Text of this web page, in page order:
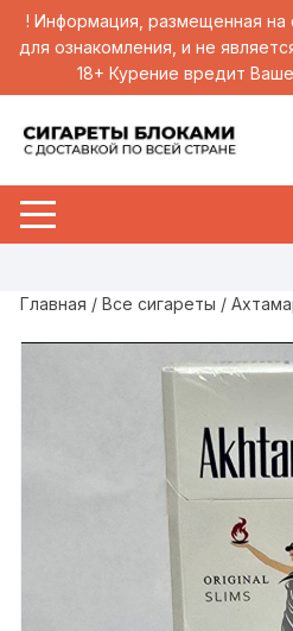
! Информация, размещенная на
для ознакомления, и не
18+ Курение вредит
содержимому
Главная /Все сигареты /